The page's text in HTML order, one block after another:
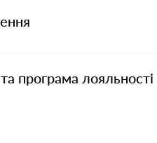
програма лояльності